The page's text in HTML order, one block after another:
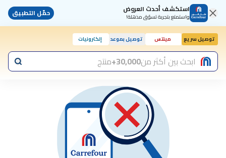
استكشف أحدث العروض
واستمتع بتجربة تسوّق مذهلة! حمّل التطبيق
توصيل سريع مينتس توصيل بموعد إلكترونيات
ابحث بين أكثر من30,000+ منتج